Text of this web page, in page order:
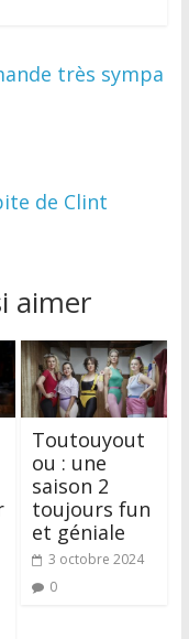
très sympa
de Clint
aimer
Toutouyout
ou : une
saison 2
toujours fun
et géniale
3 octobre 2024
0